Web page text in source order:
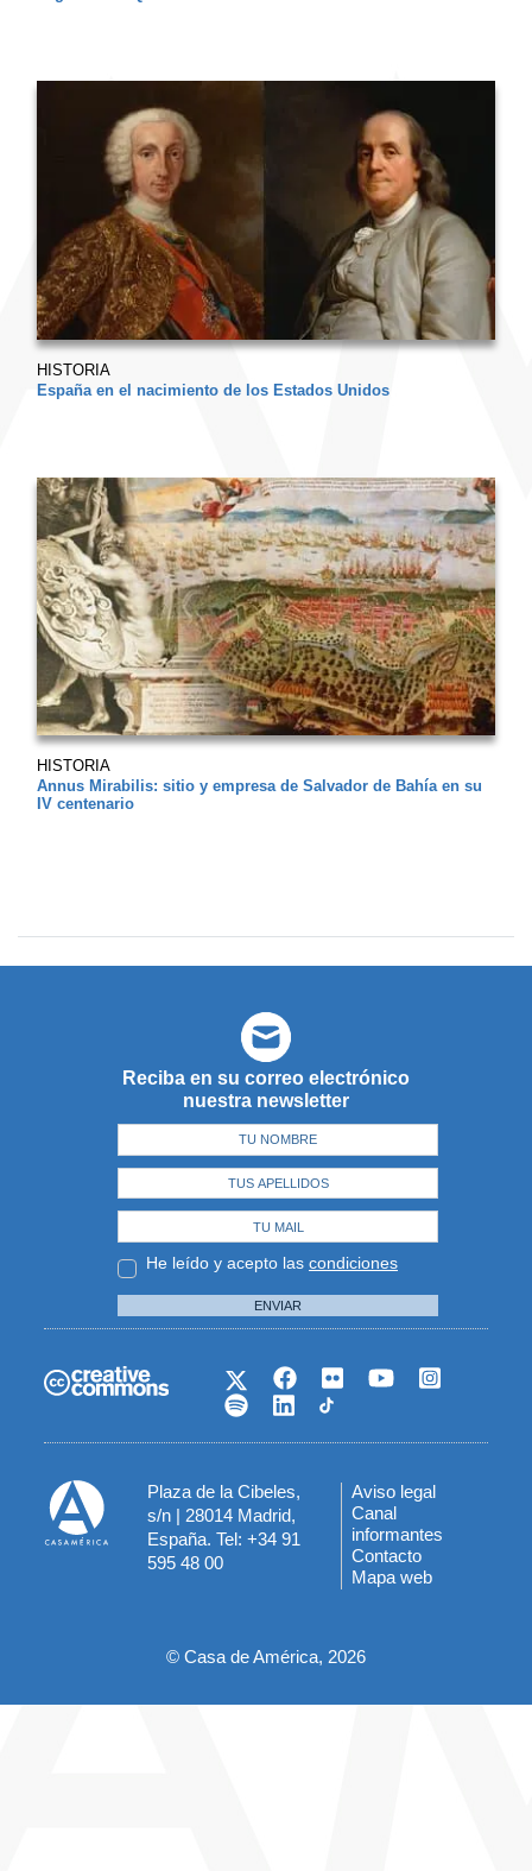
HISTORIA
España en el nacimiento de los Estados Unidos
HISTORIA
Annus Mirabilis: sitio y empresa de Salvador de Bahía en su
IV centenario
Reciba en su correo electrónico
nuestra newsletter
He leído y acepto las condiciones
ENVIAR
Plaza de la Cibeles,
s/n | 28014 Madrid,
España. Tel: +34 91
595 48 00
Menú
del
pie
Aviso legal
Canal
informantes
Contacto
Mapa web
© Casa de América, 2026